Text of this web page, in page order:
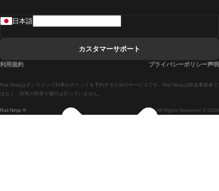
マドリードからセビリアまでの列車
マドリードからアリカンテまでの列車
Rail Ninja ® All Rights Reserved © 2026
Rail Ninjaはオンラインで列車のチケットを予約するためのサービスです。Rail Ninjaは鉄道事業者で
はなく、列車の所有や運行は行っていません。
日本語
カスタマーサポート
利用規約 プライバシーポリシー声明